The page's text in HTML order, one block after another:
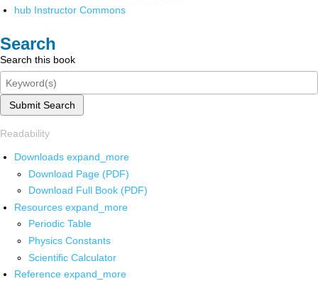
hub Instructor Commons
Search
Search this book
Submit Search
Readability
Downloads expand_more
Download Page (PDF)
Download Full Book (PDF)
Resources expand_more
Periodic Table
Physics Constants
Scientific Calculator
Reference expand_more